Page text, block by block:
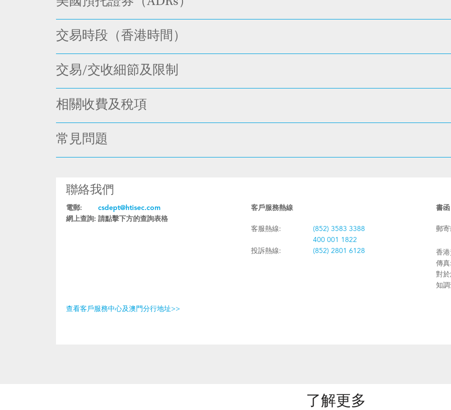
交易時段（香港時間）
交易/交收細節及限制
相關收費及稅項
常見問題
聯絡我們
電郵:
csdept@htisec.com
網上查詢: 請點擊下方的查詢表格
客戶服務熱線
客服熱線:
(852) 3583 3388
400 001 1822
投訴熱線:
(852) 2801 6128
書函
郵
香
傳
對
知
查看客戶服務中心及澳門分行地址>>
了解更多